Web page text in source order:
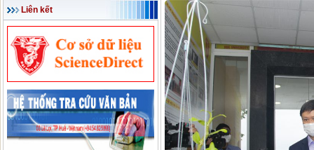
Liên kết